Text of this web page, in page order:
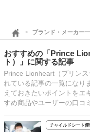
ブランド・メーカー
おすすめの「Prince
ト）」に関する記事
Prince Lionheart（プリン
れている記事の一覧になり
えておきたいポイントをエ
すめ商品やユーザーの口コ
チャイルドシート便